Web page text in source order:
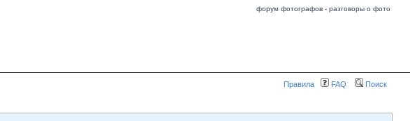
форум фотографов - разговоры о фото
Правила FAQ Поиск